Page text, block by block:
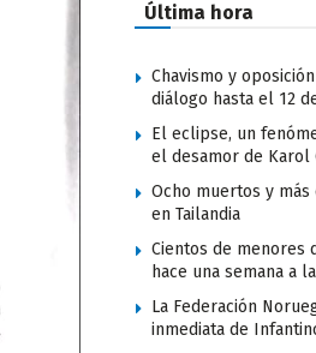
Última hora
Chavismo y
diálogo hasta el 12
El eclipse, un
el desamor de Karol
Ocho muertos y
en Tailandia
Cientos de menores
hace una semana a
La Federación
inmediata de